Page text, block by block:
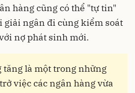
hàng cũng có thể "tự tin"
ngân đi cùng kiểm soát
nợ phát sinh mới.
tăng là một trong những
việc các ngân hàng vừa